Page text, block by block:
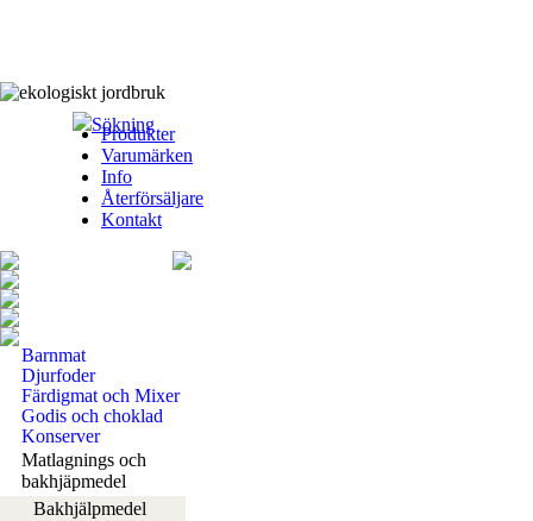
Sökning
Produkter
Varumärken
Info
Återförsäljare
Kontakt
Barnmat
Djurfoder
Färdigmat och Mixer
Godis och choklad
Konserver
Matlagnings och
bakhjäpmedel
Bakhjälpmedel